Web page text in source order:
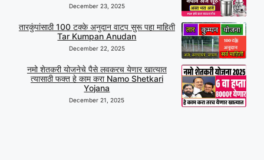
December 23, 2025
तारकुंपांसाठी 100 टक्के अनुदान वाटप सुरू पहा माहिती
Tar Kumpan Anudan
December 22, 2025
नमो शेतकरी योजनेचे पैसे लवकरच येणार खात्यात
त्यासाठी फक्त हे काम करा Namo Shetkari
Yojana
December 21, 2025